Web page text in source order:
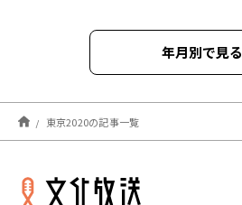
年月別で見る
2022年10月
2021年09月
2021年08月
東京2020の記事一覧